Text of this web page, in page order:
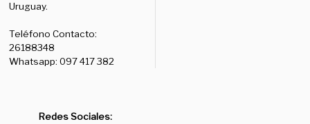
Uruguay.
Teléfono Contacto:
26188348
Whatsapp: 097 417 382
Redes Sociales: